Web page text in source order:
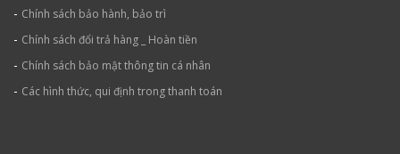
- Chính sách bảo hành, bảo trì
- Chính sách đổi trả hàng _ Hoàn tiền
- Chính sách bảo mật thông tin cá nhân
- Các hình thức, qui định trong thanh toán